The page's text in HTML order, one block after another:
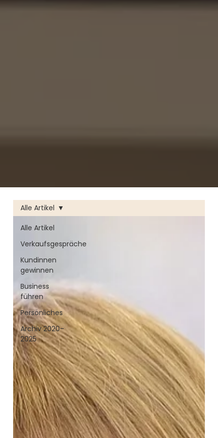
Alle Artikel
Verkaufsgespräche
Kundinnen
gewinnen
Business
führen
Persönliches
Archiv 2020–
2025
Alle Artikel